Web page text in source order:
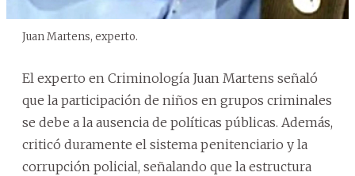
Juan Martens, experto.
El experto en Criminología Juan Martens señaló
que la participación de niños en grupos criminales
se debe a la ausencia de políticas públicas. Además,
criticó duramente el sistema penitenciario y la
corrupción policial, señalando que la estructura